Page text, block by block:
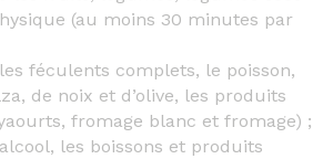
(au moins 30 minutes par
les féculents complets, le poisson,
de noix et d’olive, les produits
fromage blanc et fromage) ;
les boissons et produits